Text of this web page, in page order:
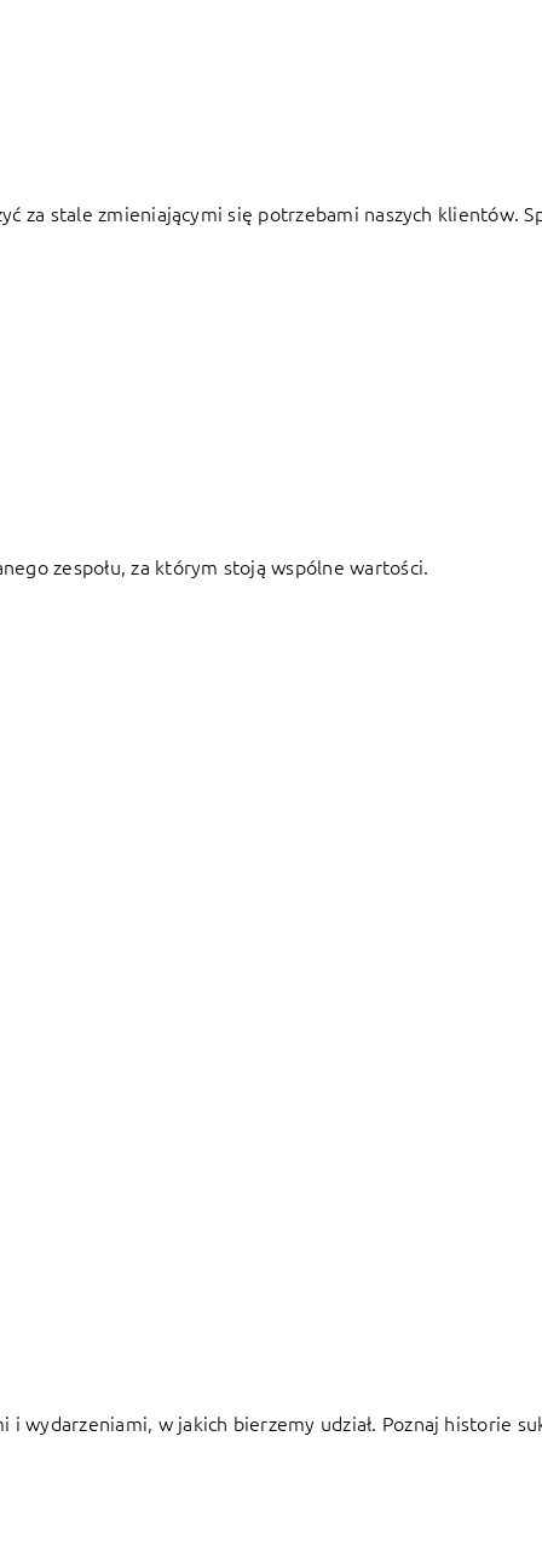
za stale zmieniającymi się potrzebami naszych klientów.
zespołu, za którym stoją wspólne wartości.
i wydarzeniami, w jakich bierzemy udział. Poznaj historie